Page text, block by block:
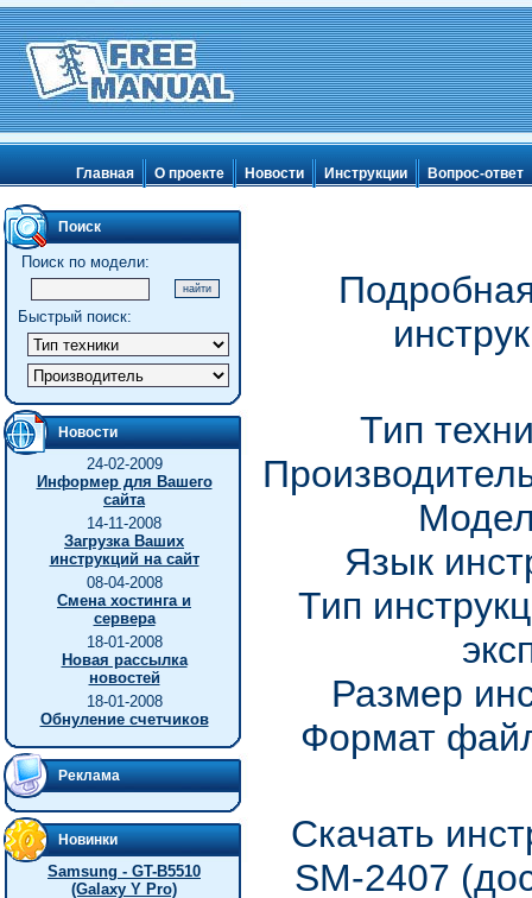
Главная О проекте Новости Инструкции Вопрос-ответ
Поиск
Поиск по модели:
Быстрый поиск:
Новости
24-02-2009
Информер для Вашего
сайта
14-11-2008
Загрузка Ваших
инструкций на сайт
08-04-2008
Смена хостинга и
сервера
18-01-2008
Новая рассылка
новостей
18-01-2008
Обнуление счетчиков
Реклама
Новинки
Samsung - GT-B5510
(Galaxy Y Pro)
Тип
Язык
Тип
Размер
Формат
Скачать
SM-2407